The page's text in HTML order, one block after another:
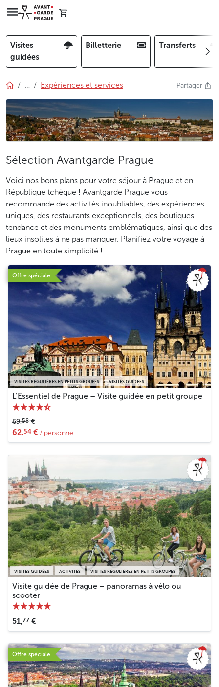
Visites
guidées
Billetterie Transferts
… Expériences et services Partager
Sélection Avantgarde Prague
Voici nos bons plans pour votre séjour à Prague et en
République tchèque ! Avantgarde Prague vous
recommande des activités inoubliables, des expériences
uniques, des restaurants exceptionnels, des boutiques
tendance et des monuments emblématiques, ainsi que des
lieux insolites à ne pas manquer. Planifiez votre voyage à
Prague en toute simplicité !
Offre spéciale
VISITES RÉGULIÈRES EN PETITS GROUPES VISITES GUIDÉES
L’Essentiel de Prague – Visite guidée en petit groupe
69,58€
62,54 € / personne
VISITES GUIDÉES ACTIVITÉS VISITES RÉGULIÈRES EN PETITS GROUPES
Visite guidée de Prague – panoramas à vélo ou
scooter
51,77 €
Offre spéciale